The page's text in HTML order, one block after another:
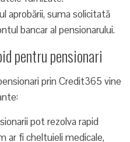
aprobării, suma solicitată
bancar al pensionarului.
pentru pensionari
prin Credit365 vine
pot rezolva rapid
ar fi cheltuieli medicale,